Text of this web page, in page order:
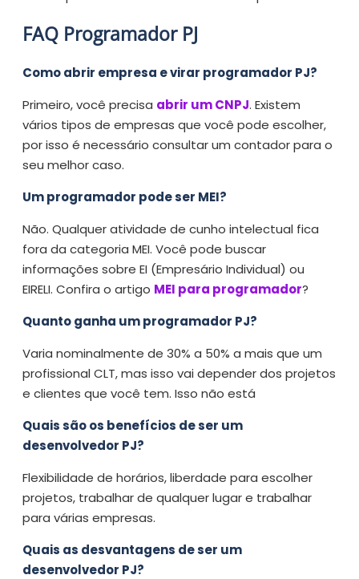
FAQ Programador PJ
Como abrir empresa e virar programador PJ?
Primeiro, você precisa abrir um CNPJ. Existem
vários tipos de empresas que você pode escolher,
por isso é necessário consultar um contador para o
seu melhor caso.
Um programador pode ser MEI?
Não. Qualquer atividade de cunho intelectual fica
fora da categoria MEI. Você pode buscar
informações sobre EI (Empresário Individual) ou
EIRELI. Confira o artigo MEI para programador?
Quanto ganha um programador PJ?
Varia nominalmente de 30% a 50% a mais que um
profissional CLT, mas isso vai depender dos projetos
e clientes que você tem. Isso não está
Quais são os benefícios de ser um
desenvolvedor PJ?
Flexibilidade de horários, liberdade para escolher
projetos, trabalhar de qualquer lugar e trabalhar
para várias empresas.
Quais as desvantagens de ser um
desenvolvedor PJ?